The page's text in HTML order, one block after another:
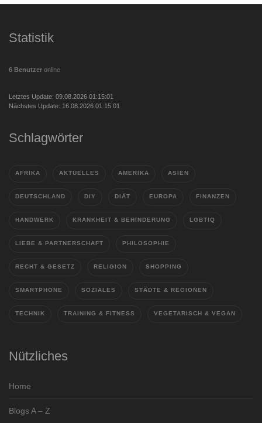
Statistik
6 Benutzer online
Letztes Update: 09.08.2026 01:15:01
Nächstes Update: 16.08.2026 01:15:01
Schlagwörter
AFRIKA AKTUELLES AMERIKA ASIEN
DEUTSCHLAND DIY DIÄT EUROPA FINANZEN
HANDWERK KRANKHEIT & BEHINDERUNG LGBTIQ
LIEBE & PARTNERSCHAFT PHILOSOPHIE
RECHT & GESETZ RELIGION SHOPPING
SMARTPHONE SOZIALES STÄDTE & REGIONEN
TECHNIK TRAINING & FITNESS VEGETARISCH & VEGAN
Nützliches
Home
Blogs A – Z